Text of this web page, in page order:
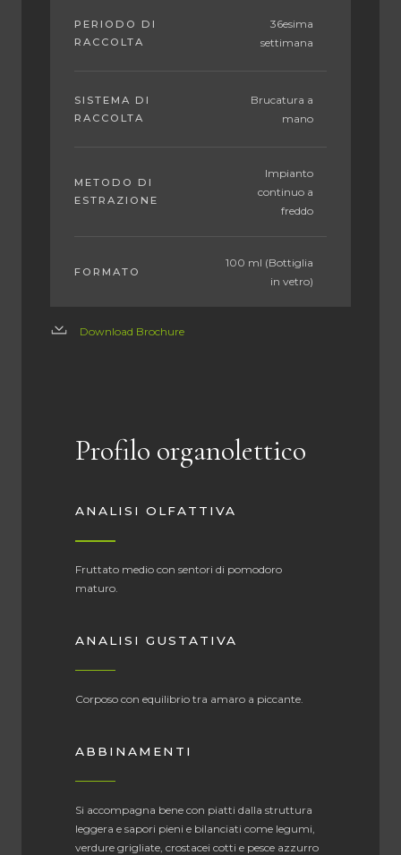
PERIODO DI
RACCOLTA
36esima
settimana
SISTEMA DI
RACCOLTA
Brucatura a
mano
METODO DI
ESTRAZIONE
Impianto
continuo a
freddo
FORMATO
100 ml (Bottiglia
in vetro)
Download Brochure
Profilo organolettico
ANALISI OLFATTIVA
Fruttato medio con sentori di pomodoro
maturo.
ANALISI GUSTATIVA
Corposo con equilibrio tra amaro a piccante.
ABBINAMENTI
Si accompagna bene con piatti dalla struttura
leggera e sapori pieni e bilanciati come legumi,
verdure grigliate, crostacei cotti e pesce azzurro